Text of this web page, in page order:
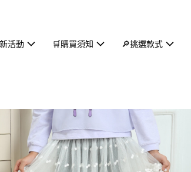
活動 🛒購買須知 🔎挑選款式